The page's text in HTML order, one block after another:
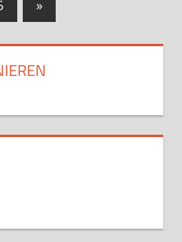
Nächste
Beiträge
»